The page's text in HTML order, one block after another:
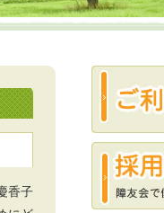
香子